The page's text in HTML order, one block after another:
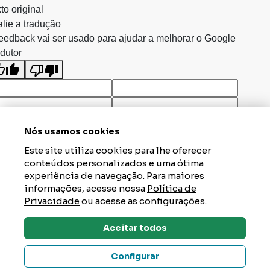
Dúvidas? Tire Aqui
Nós usamos cookies
Este site utiliza cookies para lhe oferecer
conteúdos personalizados e uma ótima
experiência de navegação. Para maiores
informações, acesse nossa Política de
Privacidadeou acesse as configurações.
Aceitar todos
Configurar
original
a tradução
vai ser usado para ajudar a melhorar o Google